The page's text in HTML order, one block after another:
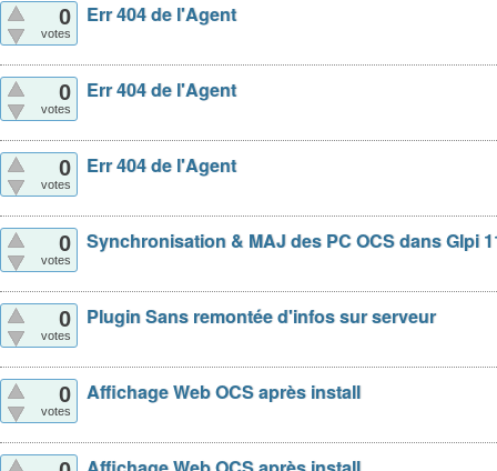
0
votes
Err 404 de l'Agent
0
votes
Err 404 de l'Agent
0
votes
Err 404 de l'Agent
0
votes
Synchronisation & MAJ des PC OCS dans Glpi
0
votes
Plugin Sans remontée d'infos sur serveur
0
votes
Affichage Web OCS après install